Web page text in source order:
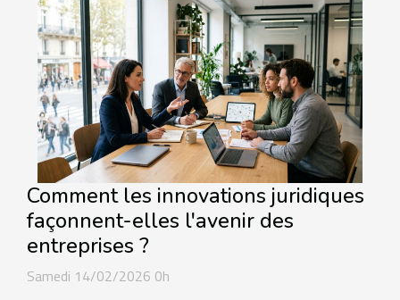
Comment les innovations juridiques
façonnent-elles l'avenir des
entreprises ?
Samedi 14/02/2026 0h